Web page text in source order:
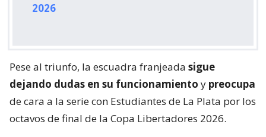
2026
Pese al triunfo, la escuadra franjeada sigue
dejando dudas en su funcionamiento y preocupa
de cara a la serie con Estudiantes de La Plata por los
octavos de final de la Copa Libertadores 2026.